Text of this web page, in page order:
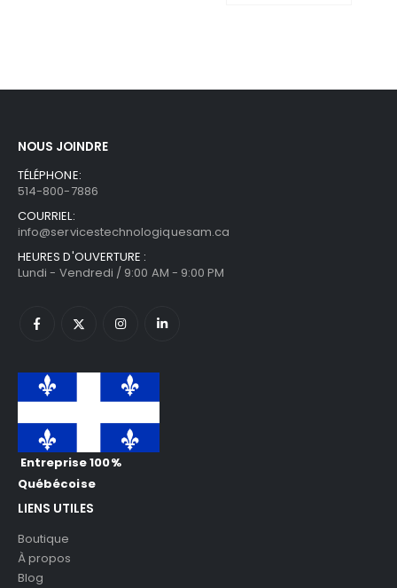
NOUS JOINDRE
TÉLÉPHONE:
514-800-7886
COURRIEL:
info@servicestechnologiquesam.ca
HEURES D'OUVERTURE :
Lundi - Vendredi / 9:00 AM - 9:00 PM
Entreprise 100%
Québécoise
LIENS UTILES
Boutique
À propos
Blog